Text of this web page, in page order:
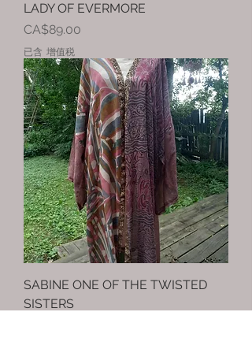
LADY OF EVERMORE
價格
CA$89.00
已含 增值税
SABINE ONE OF THE TWISTED
SISTERS